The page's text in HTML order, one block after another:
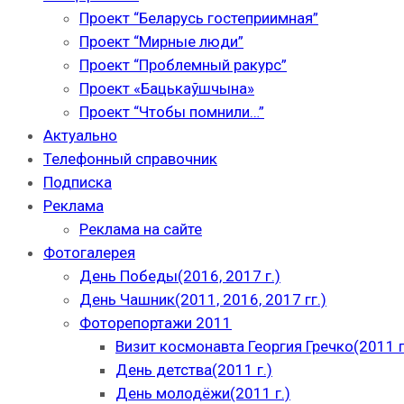
Проект “Беларусь гостеприимная”
Проект “Мирные люди”
Проект “Проблемный ракурс”
Проект «Бацькаўшчына»
Проект “Чтобы помнили…”
Актуально
Телефонный справочник
Подписка
Реклама
Реклама на сайте
Фотогалерея
День Победы(2016, 2017 г.)
День Чашник(2011, 2016, 2017 гг.)
Фоторепортажи 2011
Визит космонавта Георгия Гречко(2011
День детства(2011 г.)
День молодёжи(2011 г.)